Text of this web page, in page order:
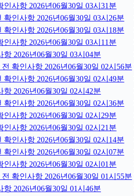
사항 2026년06월30일 03시31분
인사항 2026년06월30일 03시26분
인사항 2026년06월30일 03시18분
사항 2026년06월30일 03시11분
2026년06월30일 03시04분
확인사항 2026년06월30일 02시56분
인사항 2026년06월30일 02시49분
2026년06월30일 02시42분
인사항 2026년06월30일 02시36분
사항 2026년06월30일 02시29분
사항 2026년06월30일 02시21분
인사항 2026년06월30일 02시14분
인사항 2026년06월30일 02시07분
사항 2026년06월30일 02시01분
확인사항 2026년06월30일 01시55분
2026년06월30일 01시46분